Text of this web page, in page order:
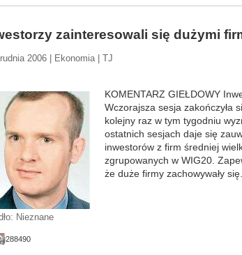
zainteresowali się dużymi
2006 | Ekonomia | TJ
Nieznane
288490
KOMENTARZ GIEŁDOWY
Wczorajsza sesja zakończyła
kolejny raz w tym tygodniu
ostatnich sesjach daje się
inwestorów z firm średniej
zgrupowanych w WIG20.
że duże firmy zachowywały się...